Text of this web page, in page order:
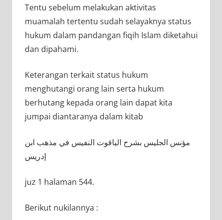
Tentu sebelum melakukan aktivitas
muamalah tertentu sudah selayaknya status
hukum dalam pandangan fiqih Islam diketahui
dan dipahami.
Keterangan terkait status hukum
menghutangi orang lain serta hukum
berhutang kepada orang lain dapat kita
jumpai diantaranya dalam kitab
مؤنس الجليس بشرح الياقوت النفيس في مذهب ابن
إدريس
juz 1 halaman 544.
Berikut nukilannya :